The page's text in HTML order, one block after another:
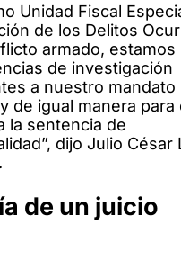
Unidad Fiscal
de los Delitos
armado, estamos
de investigación
a nuestro mandato
de igual manera para
la sentencia de
dijo Julio César
de un juicio